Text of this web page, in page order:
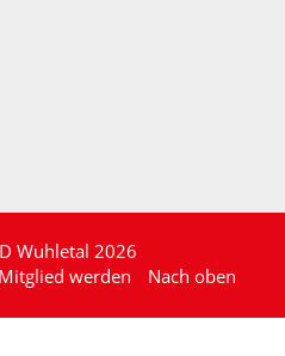
Wuhletal 2026
Mitglied werden Nach oben